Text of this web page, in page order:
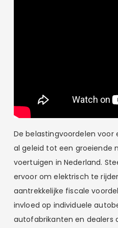
De belastingvoordelen voor
al geleid tot een groeiende
voertuigen in Nederland.
ervoor om elektrisch te
aantrekkelijke fiscale
invloed op individuele
autofabrikanten en dealers